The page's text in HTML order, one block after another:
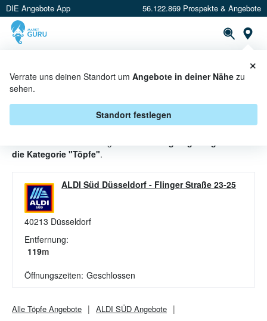
DIE Angebote App 56.122.869 Prospekte & Angebote
Verrate uns deinen Standort um Angebote in deiner Nähe zu
sehen.
Standort festlegen
×
TÖPFE ANGEBOTE & AKTIONEN
BEI ALDI SÜD
die Kategorie "Töpfe".
ALDI Süd Düsseldorf - Flinger Straße 23-25
40213 Düsseldorf
Entfernung:
119m
Öffnungszeiten: Geschlossen
Alle Töpfe Angebote ALDI SÜD Angebote